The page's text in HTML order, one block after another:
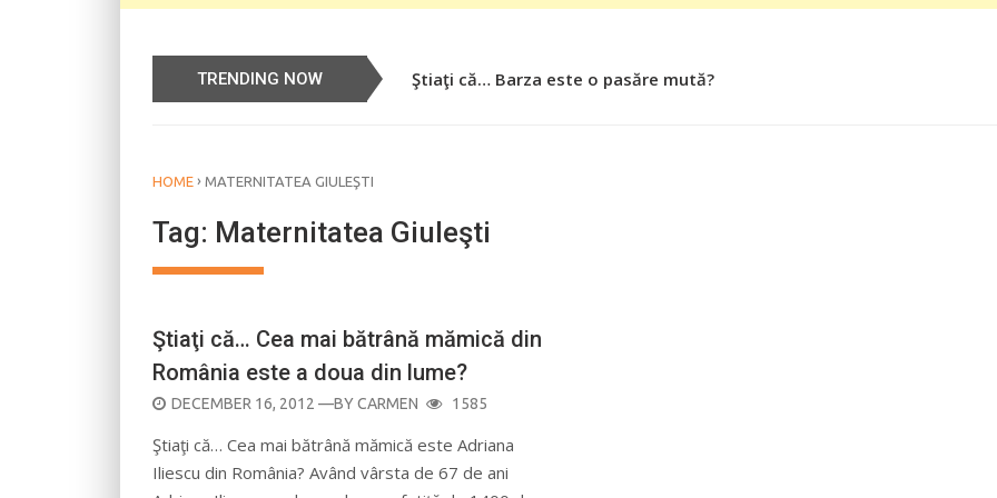
TRENDING NOW Ştiaţi că… Barza este o pasăre mută?
HOME › MATERNITATEA GIULEŞTI
Tag: Maternitatea Giuleşti
Ştiaţi că… Cea mai bătrână mămică din
România este a doua din lume?
POSTED
DECEMBER 16, 2012 —BYCARMEN 1585
Ştiaţi că… Cea mai bătrână mămică este Adriana
Iliescu din România? Având vârsta de 67 de ani